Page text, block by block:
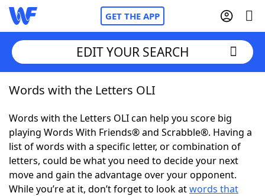
GET THE APP
Home
Words With FriendsCheat
NYT Crossplay Cheat
ScrabbleHelpers
EDIT YOUR SEARCH
Words with the Letters OLI
Words with the Letters OLI can help you score big
playing Words With Friends® and Scrabble®. Having a
list of words with a specific letter, or combination of
letters, could be what you need to decide your next
move and gain the advantage over your opponent.
While you’re at it, don’t forget to look atwords that